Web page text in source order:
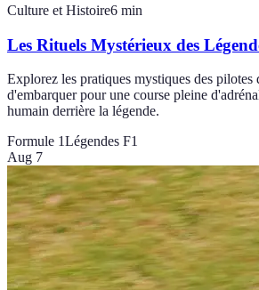
Culture et Histoire6 min
Les Rituels Mystérieux des
Explorez les pratiques mystiques des pilotes
d'embarquer pour une course pleine
humain derrière la légende.
Formule 1Légendes F1
Aug 7